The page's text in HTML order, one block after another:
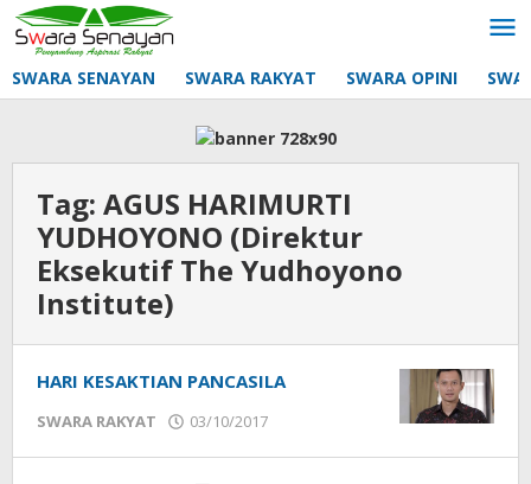
Lewati
ke
konten
SWARA SENAYAN SWARA RAKYAT SWARA OPINI
Tag: AGUS HARIMURTI
YUDHOYONO (Direktur
Eksekutif The Yudhoyono
Institute)
HARI KESAKTIAN PANCASILA
SWARA RAKYAT 03/10/2017